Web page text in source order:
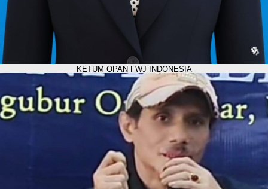
KETUM OPAN FWJ INDONESIA